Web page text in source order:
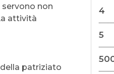
non
attività
patriziato
4
5